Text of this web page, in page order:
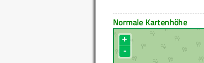
Normale Kartenhöhe
+
-